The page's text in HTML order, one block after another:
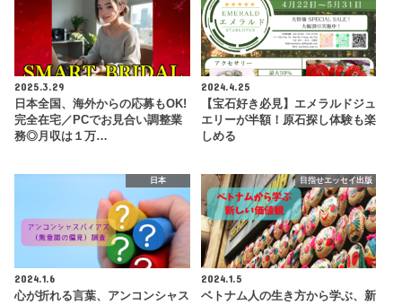
2025.3.29
日本全国、海外からの応募もOK!
完全在宅／PCでお見合い調整業
務◎月収は１万…
2024.4.25
【宝石好き必見】エメラルドジュ
エリーが半額！原石探し体験も楽
しめる
日本
2024.1.6
心が折れる言葉、アンコンシャス
目指せエッセイ出版
2024.1.5
ベトナム人の生き方から学ぶ、新